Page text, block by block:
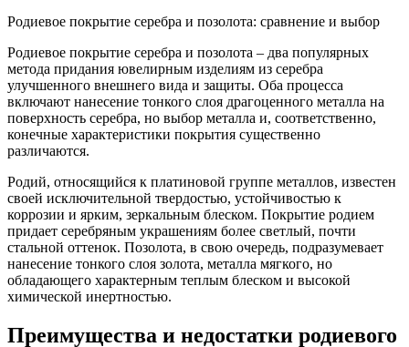
Родиевое покрытие серебра и позолота: сравнение и выбор
Родиевое покрытие серебра и позолота – два популярных
метода придания ювелирным изделиям из серебра
улучшенного внешнего вида и защиты. Оба процесса
включают нанесение тонкого слоя драгоценного металла на
поверхность серебра, но выбор металла и, соответственно,
конечные характеристики покрытия существенно
различаются.
Родий, относящийся к платиновой группе металлов, известен
своей исключительной твердостью, устойчивостью к
коррозии и ярким, зеркальным блеском. Покрытие родием
придает серебряным украшениям более светлый, почти
стальной оттенок. Позолота, в свою очередь, подразумевает
нанесение тонкого слоя золота, металла мягкого, но
обладающего характерным теплым блеском и высокой
химической инертностью.
Преимущества и недостатки родиевого